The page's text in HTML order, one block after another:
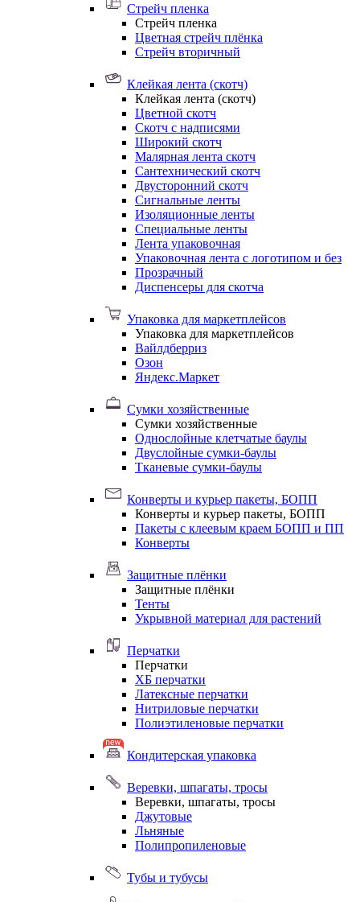
Стрейч пленка
Стрейч пленка
Цветная стрейч плёнка
Стрейч вторичный
Клейкая лента (скотч)
Клейкая лента (скотч)
Цветной скотч
Скотч с надписями
Широкий скотч
Малярная лента скотч
Сантехнический скотч
Двусторонний скотч
Сигнальные ленты
Изоляционные ленты
Специальные ленты
Лента упаковочная
Упаковочная лента с логотипом и без
Прозрачный
Диспенсеры для скотча
Упаковка для маркетплейсов
Упаковка для маркетплейсов
Вайлдберриз
Озон
Яндекс.Маркет
Сумки хозяйственные
Сумки хозяйственные
Однослойные клетчатые баулы
Двуслойные сумки-баулы
Тканевые сумки-баулы
Конверты и курьер пакеты, БОПП
Конверты и курьер пакеты, БОПП
Пакеты с клеевым краем БОПП и ПП
Конверты
Защитные плёнки
Защитные плёнки
Тенты
Укрывной материал для растений
Перчатки
Перчатки
ХБ перчатки
Латексные перчатки
Нитриловые перчатки
Полиэтиленовые перчатки
Кондитерская упаковка
Веревки, шпагаты, тросы
Веревки, шпагаты, тросы
Джутовые
Льняные
Полипропиленовые
Тубы и тубусы